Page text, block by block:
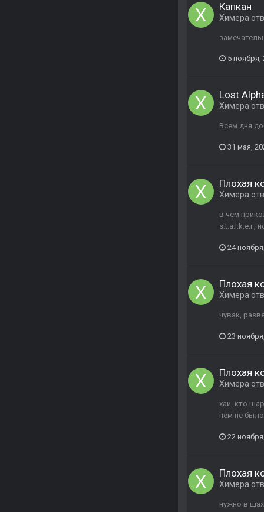
Капкан
Химера
5 ноября,
Lost
Химера
Всем дня
31 мая,
Плохая
Химера
в чем
s.t.a.l.k.e.r.,
24
Плохая
Химера
чувак,
23
Плохая
Химера
хай, кто
нем не
22
Плохая
Химера
нужно в